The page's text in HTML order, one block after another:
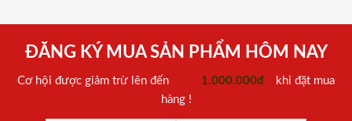
ĐĂNG KÝ MUA SẢN PHẨM HÔM NAY
Cơ hội được giảm trừ lên đến 1.000.000đ
khi đặt mua
hàng !